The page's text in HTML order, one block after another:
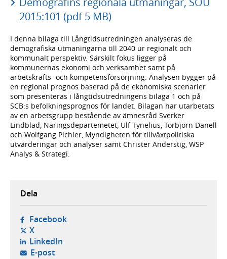
2015:101 (pdf 5 MB)
I denna bilaga till Långtidsutredningen analyseras de
demografiska utmaningarna till 2040 ur regionalt och
kommunalt perspektiv. Särskilt fokus ligger på
kommunernas ekonomi och verksamhet samt på
arbetskrafts- och kompetensförsörjning. Analysen bygger på
en regional prognos baserad på de ekonomiska scenarier
som presenteras i långtidsutredningens bilaga 1 och på
SCB:s befolkningsprognos för landet. Bilagan har utarbetats
av en arbetsgrupp bestående av ämnesråd Sverker
Lindblad, Näringsdepartemetet, Ulf Tynelius, Torbjörn Danell
och Wolfgang Pichler, Myndigheten för tillväxtpolitiska
utvärderingar och analyser samt Christer Anderstig, WSP
Analys & Strategi.
Dela
Facebook- öppnas i ny flik, extern webbplats,
X- öppnas i ny flik, extern webbplats,
LinkedIn- öppnas i ny flik, extern webbplats,
E-post- öppnar din e-postklient,